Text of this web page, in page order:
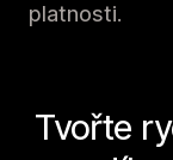
platnosti.
Tvořte